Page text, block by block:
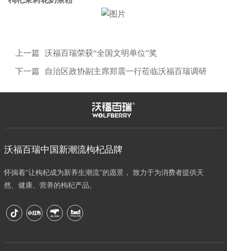
上一篇 沃福百瑞荣获“全国文明单位”奖
下一篇 自治区政协副主席郑震一行莅临沃福百瑞调研
沃福百瑞中国新潮流枸杞品牌
怀揣着“让枸杞成为新养生潮流”的愿景， 致力于为消费者提供天
然、健康、营养的枸杞产品。